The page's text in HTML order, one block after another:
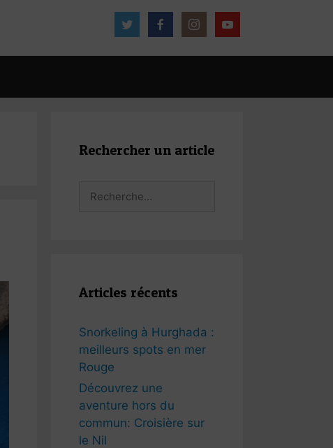
Rechercher un article
Rechercher :
Articles récents
Snorkeling à Hurghada :
meilleurs spots en mer
Rouge
Découvrez une
aventure hors du
commun: Croisière sur
le Nil